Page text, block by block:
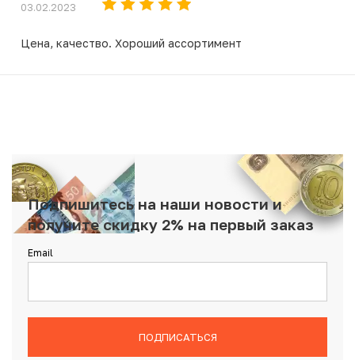
03.02.2023
Цена, качество. Хороший ассортимент
Подпишитесь на наши новости и
получите скидку 2% на первый заказ
Email
ПОДПИСАТЬСЯ